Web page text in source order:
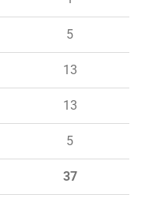
37
5
13
13
5